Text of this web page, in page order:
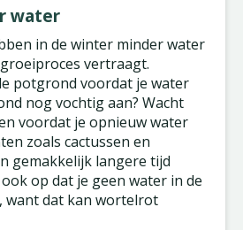
water
in de winter minder water
vertraagt.
potgrond voordat je water
nog vochtig aan? Wacht
voordat je opnieuw water
zoals cactussen en
gemakkelijk langere tijd
op dat je geen water in de
want dat kan wortelrot